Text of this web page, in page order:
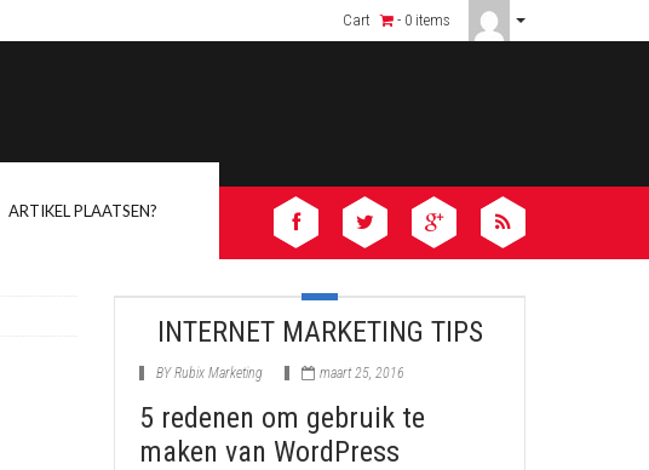
Wishes From Africa vs Africanjoyflix – Why We’re #1
Cart - 0 items
ARTIKEL PLAATSEN?
INTERNET MARKETING TIPS
BYRubix Marketing maart 25, 2016
5 redenen om gebruik te
maken van WordPress